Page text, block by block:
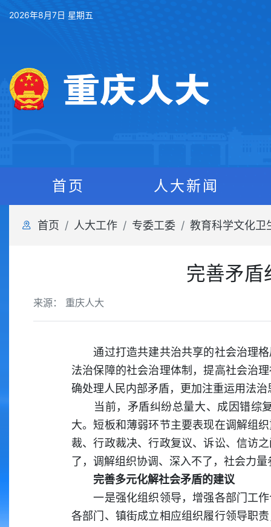
2026年8月7日 星期五
首页 人大新闻
首页 人大工作 专委工委 教育科学文化卫
完善矛盾
来源： 重庆人大
通过打造共建共治共享的社会治理格
法治保障的社会治理体制，提高社会治
确处理人民内部矛盾，更加注重运用法
当前，矛盾纠纷总量大、成因错综复
大。短板和薄弱环节主要表现在调解组
裁、行政裁决、行政复议、诉讼、信访
了，调解组织协调、深入不了，社会力
完善多元化解社会矛盾的建议
一是强化组织领导，增强各部门工作
各部门、镇街成立相应组织履行领导职